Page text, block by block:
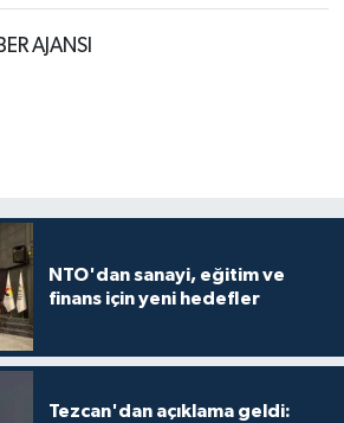
AJANSI
NTO'dan sanayi, eğitim ve
finans için yeni hedefler
Tezcan'dan açıklama geldi: